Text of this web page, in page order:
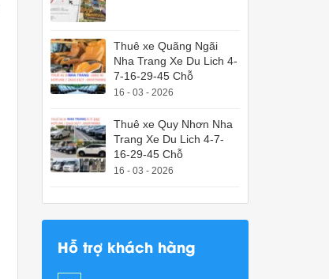
Thuê xe Quãng Ngãi
Nha Trang Xe Du Lich 4-
7-16-29-45 Chỗ
16 - 03 - 2026
Thuê xe Quy Nhơn Nha
Trang Xe Du Lich 4-7-
16-29-45 Chỗ
16 - 03 - 2026
Hỗ trợ khách hàng